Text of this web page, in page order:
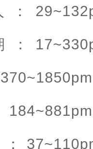
： 29~
： 17~
370~
184~
37~